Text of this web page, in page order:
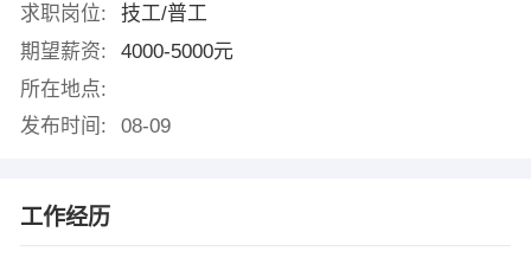
求职岗位:
技工/普工
期望薪资:
4000-5000元
所在地点:
发布时间:
08-09
工作经历